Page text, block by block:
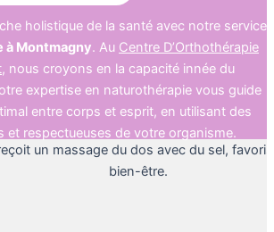
holistique de la santé avec notre service
à Montmagny. Au Centre D’Orthothérapie
, nous croyons en la capacité innée du
expertise en naturothérapie vous guide
entre corps et esprit, en utilisant des
et respectueuses de votre organisme.